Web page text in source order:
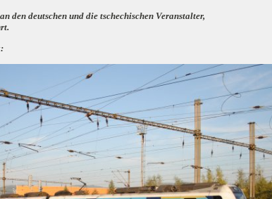
den deutschen und die tschechischen Veranstalter,